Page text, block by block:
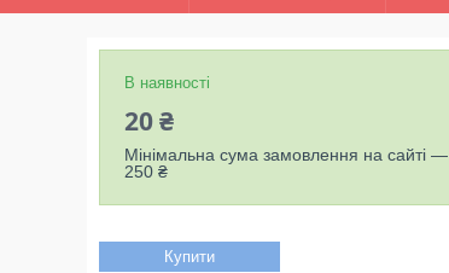
В наявності
20 ₴
Мінімальна сума замовлення на сайті —
250 ₴
Купити